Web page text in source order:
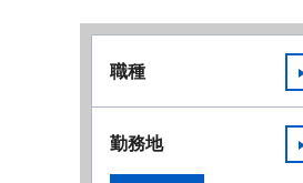
職種
勤務地